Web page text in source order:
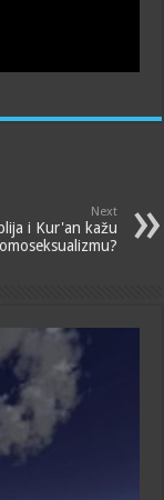
Next
i Kur'an kažu